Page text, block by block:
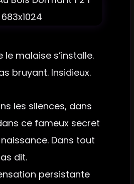
le malaise s’installe.
bruyant. Insidieux.
les silences, dans
ce fameux secret
Dans tout
dit.
persistante